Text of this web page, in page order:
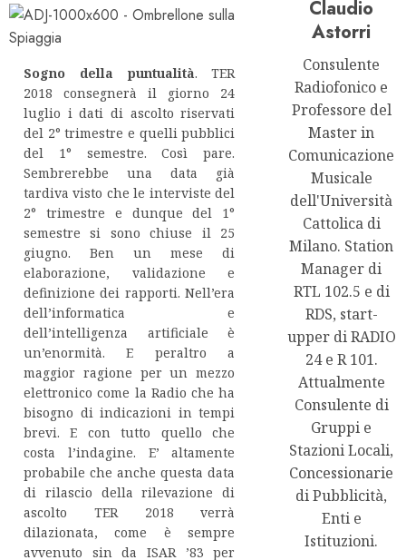
Sogno della puntualità. TER
2018 consegnerà il giorno 24
luglio i dati di ascolto riservati
del 2° trimestre e quelli pubblici
del 1° semestre. Così pare.
Sembrerebbe una data già
tardiva visto che le interviste del
2° trimestre e dunque del 1°
semestre si sono chiuse il 25
giugno. Ben un mese di
elaborazione, validazione e
definizione dei rapporti. Nell’era
dell’informatica e
dell’intelligenza artificiale è
un’enormità. E peraltro a
maggior ragione per un mezzo
elettronico come la Radio che ha
bisogno di indicazioni in tempi
brevi. E con tutto quello che
costa l’indagine. E’ altamente
probabile che anche questa data
di rilascio della rilevazione di
ascolto TER 2018 verrà
dilazionata, come è sempre
avvenuto sin da ISAR ’83 per
Claudio
Astorri
Consulente
Radiofonico e
Professore del
Master in
Comunicazione
Musicale
dell'Università
Cattolica di
Milano. Station
Manager di
RTL 102.5 e di
RDS, start-
upper di RADIO
24 e R 101.
Attualmente
Consulente di
Gruppi e
Stazioni Locali,
Concessionarie
di Pubblicità,
Enti e
Istituzioni.